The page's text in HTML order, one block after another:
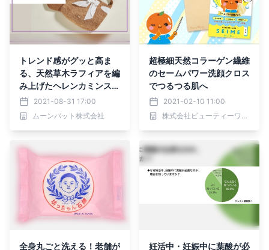
トレンド感がグッと高ま
る、天然草木ラフィアを編
み上げたヘレンカミンスキ
ーのバッグ【MOONBAT
ONLINE SHOP 】
2021-08-31 17:00
ムーンバット株式会社
超極細天然コラーゲン繊維
のセームパワー洗顔クロス
でつるつる肌へ
2021-02-10 11:00
株式会社ビューティーワールド
全身丸ごと洗える！老舗が
妊活中・妊娠中に葉酸が必